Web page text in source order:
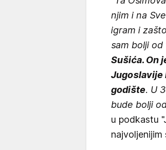
njim i na
igram i
sam bolji
Sušića. On
Jugoslavije
godište. U
bude bolji
u podkastu